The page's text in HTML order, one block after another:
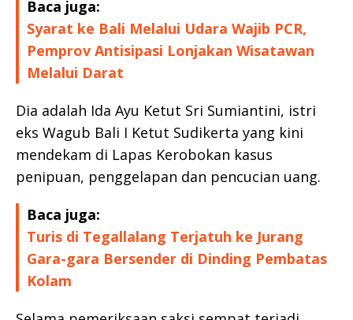
Baca juga:
Syarat ke Bali Melalui Udara Wajib PCR,
Pemprov Antisipasi Lonjakan Wisatawan
Melalui Darat
Dia adalah Ida Ayu Ketut Sri Sumiantini, istri
eks Wagub Bali I Ketut Sudikerta yang kini
mendekam di Lapas Kerobokan kasus
penipuan, penggelapan dan pencucian uang.
Baca juga:
Turis di Tegallalang Terjatuh ke Jurang
Gara-gara Bersender di Dinding Pembatas
Kolam